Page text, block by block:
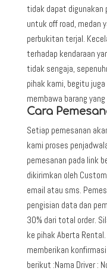
tidak dapat digunakan
untuk off road, medan
perbukitan terjal.
terhadap kendaraan
tidak sengaja,
pihak kami, begitu
membawa barang
Cara
Setiap pemesanan
kami proses
pemesanan pada link
dikirimkan oleh
email atau sms.
pengisian data dan
30% dari total order.
ke pihak Aberta
memberikan
berikut :Nama Driver :